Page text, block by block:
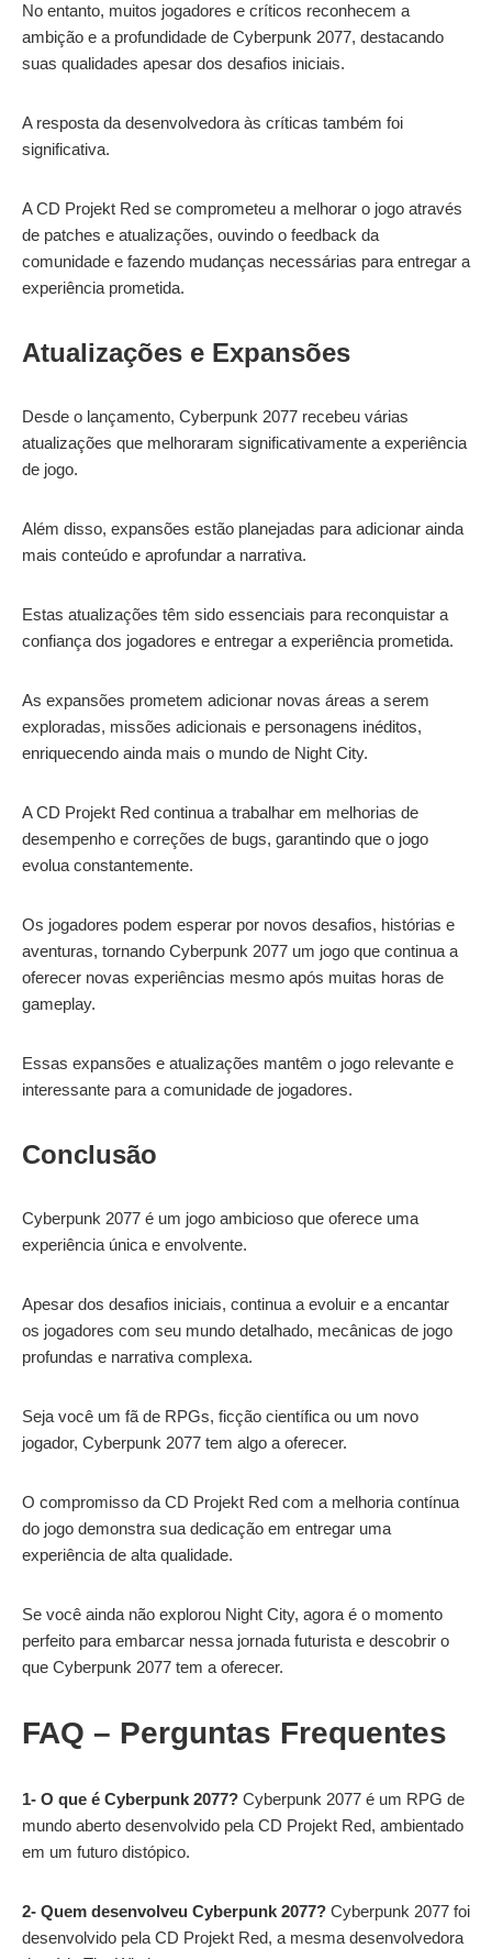
No entanto, muitos jogadores e críticos reconhecem a
ambição e a profundidade de Cyberpunk 2077, destacando
suas qualidades apesar dos desafios iniciais.
A resposta da desenvolvedora às críticas também foi
significativa.
A CD Projekt Red se comprometeu a melhorar o jogo através
de patches e atualizações, ouvindo o feedback da
comunidade e fazendo mudanças necessárias para entregar a
experiência prometida.
Atualizações e Expansões
Desde o lançamento, Cyberpunk 2077 recebeu várias
atualizações que melhoraram significativamente a experiência
de jogo.
Além disso, expansões estão planejadas para adicionar ainda
mais conteúdo e aprofundar a narrativa.
Estas atualizações têm sido essenciais para reconquistar a
confiança dos jogadores e entregar a experiência prometida.
As expansões prometem adicionar novas áreas a serem
exploradas, missões adicionais e personagens inéditos,
enriquecendo ainda mais o mundo de Night City.
A CD Projekt Red continua a trabalhar em melhorias de
desempenho e correções de bugs, garantindo que o jogo
evolua constantemente.
Os jogadores podem esperar por novos desafios, histórias e
aventuras, tornando Cyberpunk 2077 um jogo que continua a
oferecer novas experiências mesmo após muitas horas de
gameplay.
Essas expansões e atualizações mantêm o jogo relevante e
interessante para a comunidade de jogadores.
Conclusão
Cyberpunk 2077 é um jogo ambicioso que oferece uma
experiência única e envolvente.
Apesar dos desafios iniciais, continua a evoluir e a encantar
os jogadores com seu mundo detalhado, mecânicas de jogo
profundas e narrativa complexa.
Seja você um fã de RPGs, ficção científica ou um novo
jogador, Cyberpunk 2077 tem algo a oferecer.
O compromisso da CD Projekt Red com a melhoria contínua
do jogo demonstra sua dedicação em entregar uma
experiência de alta qualidade.
Se você ainda não explorou Night City, agora é o momento
perfeito para embarcar nessa jornada futurista e descobrir o
que Cyberpunk 2077 tem a oferecer.
FAQ – Perguntas Frequentes
1- O que é Cyberpunk 2077? Cyberpunk 2077 é um RPG de
mundo aberto desenvolvido pela CD Projekt Red, ambientado
em um futuro distópico.
2- Quem desenvolveu Cyberpunk 2077? Cyberpunk 2077 foi
desenvolvido pela CD Projekt Red, a mesma desenvolvedora